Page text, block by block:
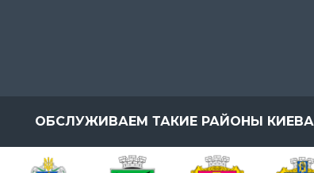
ОБСЛУЖИВАЕМ ТАКИЕ РАЙОНЫ КИЕВА